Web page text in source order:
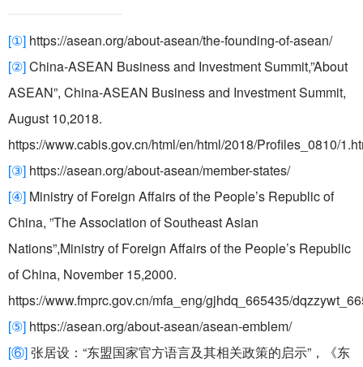
[①] https://asean.org/about-asean/the-founding-of-asean/
[②]China-ASEAN Business and Investment Summit,”About
ASEAN”, China-ASEAN Business and Investment Summit,
August 10,2018.
https://www.cabis.gov.cn/html/en/html/2018/Profiles_0810/
[③] https://asean.org/about-asean/member-states/
[④] Ministry of Foreign Affairs of the People’s Republic of
China, ”The Association of Southeast Asian
Nations”,Ministry of Foreign Affairs of the People’s Republic
of China, November 15,2000.
https://www.fmprc.gov.cn/mfa_eng/gjhdq_665435/
[⑤] https://asean.org/about-asean/asean-emblem/
[⑥]张居设：“东盟国家官方语言及其相关政策的启示”，《东